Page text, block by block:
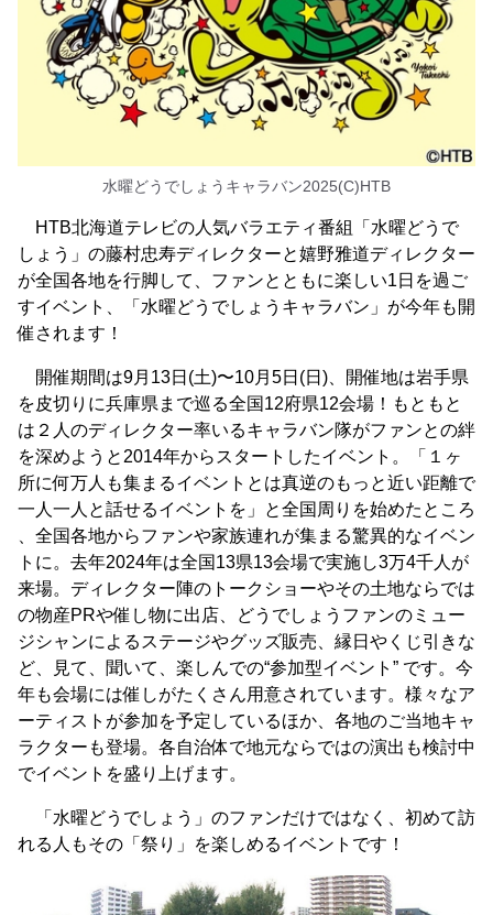
水曜どうでしょうキャラバン2025(C)HTB
HTB北海道テレビの人気バラエティ番組「水曜どうで
しょう」の藤村忠寿ディレクターと嬉野雅道ディレクター
が全国各地を行脚して、ファンとともに楽しい1日を過ご
すイベント、「水曜どうでしょうキャラバン」が今年も開
催されます！
開催期間は9月13日(土)〜10月5日(日)、開催地は岩手県
を皮切りに兵庫県まで巡る全国12府県12会場！もともと
は２人のディレクター率いるキャラバン隊がファンとの絆
を深めようと2014年からスタートしたイベント。「１ヶ
所に何万人も集まるイベントとは真逆のもっと近い距離で
一人一人と話せるイベントを」と全国周りを始めたところ
、全国各地からファンや家族連れが集まる驚異的なイベン
トに。去年2024年は全国13県13会場で実施し3万4千人が
来場。ディレクター陣のトークショーやその土地ならでは
の物産PRや催し物に出店、どうでしょうファンのミュー
ジシャンによるステージやグッズ販売、縁日やくじ引きな
ど、見て、聞いて、楽しんでの“参加型イベント” です。今
年も会場には催しがたくさん用意されています。様々なア
ーティストが参加を予定しているほか、各地のご当地キャ
ラクターも登場。各自治体で地元ならではの演出も検討中
でイベントを盛り上げます。
「水曜どうでしょう」のファンだけではなく、初めて訪
れる人もその「祭り」を楽しめるイベントです！